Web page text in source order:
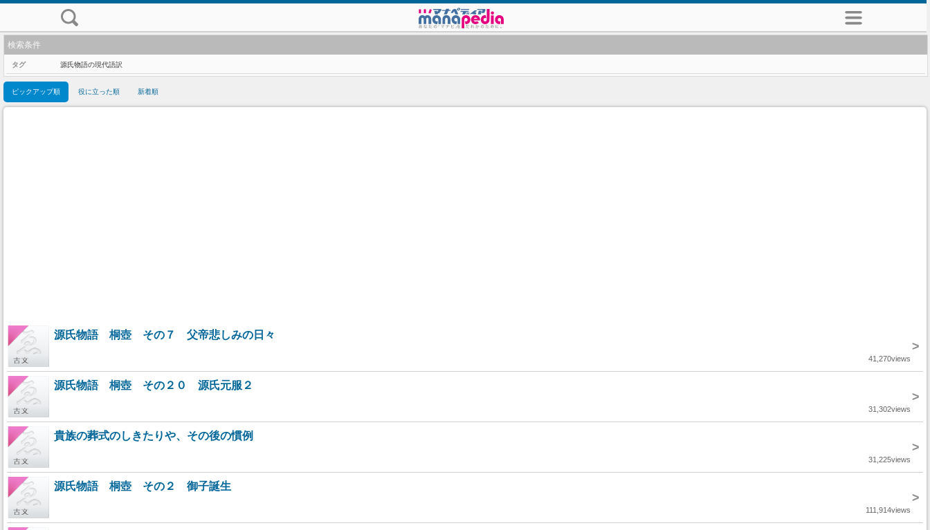
検索条件
タグ 源氏物語の現代語訳
ピックアップ順 役に立った順 新着順
源氏物語 桐壺 その７ 父帝悲しみの日々
>
41,270views
源氏物語 桐壺 その２０ 源氏元服２
>
31,302views
貴族の葬式のしきたりや、その後の慣例
>
31,225views
源氏物語 桐壺 その２ 御子誕生
>
111,914views